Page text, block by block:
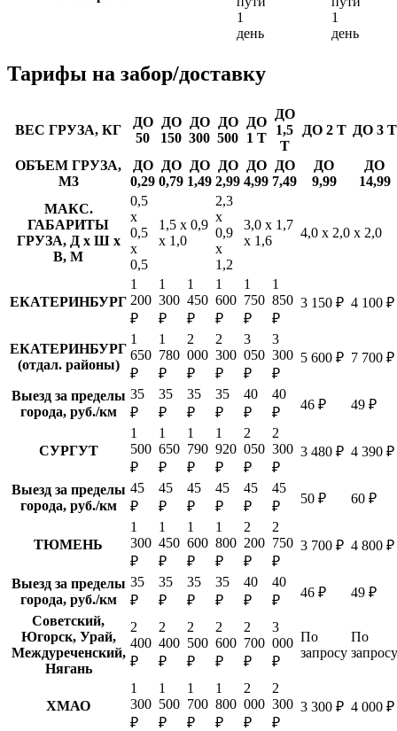
1
день
1
день
Тарифы на забор/доставку
ВЕС ГРУЗА, КГ
ДО
50
ДО
150
ДО
300
ДО
500
ДО
1 Т
ДО
1,5
Т
ДО 2 Т ДО 3 Т
ОБЪЕМ ГРУЗА,
М3
ДО
0,29
ДО
0,79
ДО
1,49
ДО
2,99
ДО
4,99
ДО
7,49
ДО
9,99
ДО
14,99
МАКС.
ГАБАРИТЫ
ГРУЗА, Д х Ш х
В, М
0,5
х
0,5
х
0,5
1,5 х 0,9
х 1,0
2,3
х
0,9
х
1,2
3,0 х 1,7
х 1,6
4,0 х 2,0 х 2,0
ЕКАТЕРИНБУРГ
1
200
₽
1
300
₽
1
450
₽
1
600
₽
1
750
₽
1
850
₽
3 150 ₽ 4 100 ₽
ЕКАТЕРИНБУРГ
(отдал. районы)
1
650
₽
1
780
₽
2
000
₽
2
300
₽
3
050
₽
3
300
₽
5 600 ₽ 7 700 ₽
Выезд за пределы
города, руб./км
35
₽
35
₽
35
₽
35
₽
40
₽
40
₽
46 ₽ 49 ₽
СУРГУТ
1
500
₽
1
650
₽
1
790
₽
1
920
₽
2
050
₽
2
300
₽
3 480 ₽ 4 390 ₽
Выезд за пределы
города, руб./км
45
₽
45
₽
45
₽
45
₽
45
₽
45
₽
50 ₽ 60 ₽
ТЮМЕНЬ
1
300
₽
1
450
₽
1
600
₽
1
800
₽
2
200
₽
2
750
₽
3 700 ₽ 4 800 ₽
Выезд за пределы
города, руб./км
35
₽
35
₽
35
₽
35
₽
40
₽
40
₽
46 ₽
49 ₽
Советский,
Югорск, Урай,
Междуреченский,
Нягань
2
400
₽
2
400
₽
2
500
₽
2
600
₽
2
700
₽
3
000
₽
По
запросу
По
запросу
ХМАО
1
300
₽
1
500
₽
1
700
₽
1
800
₽
2
000
₽
2
300
₽
3 300 ₽ 4 000 ₽